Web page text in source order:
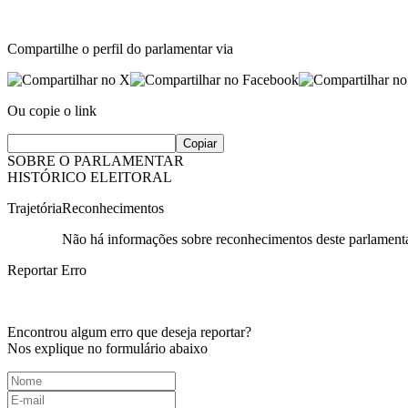
Compartilhe o perfil do parlamentar via
Ou copie o link
Copiar
SOBRE O PARLAMENTAR
HISTÓRICO ELEITORAL
TrajetóriaReconhecimentos
Não há informações sobre reconhecimentos deste
Reportar Erro
Encontrou algum erro que deseja reportar?
Nos explique no formulário abaixo